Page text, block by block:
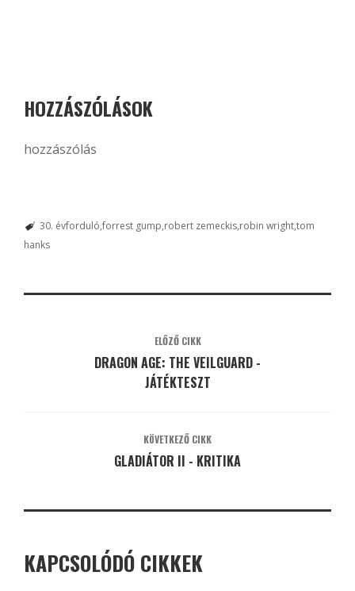
HOZZÁSZÓLÁSOK
hozzászólás
30. évforduló forrest gump robert zemeckis robin wrighttom
hanks
ELŐZŐ CIKK
DRAGON AGE: THE VEILGUARD -
JÁTÉKTESZT
KÖVETKEZŐ CIKK
GLADIÁTOR II - KRITIKA
KAPCSOLÓDÓ CIKKEK